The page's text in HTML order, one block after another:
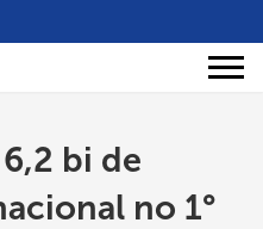
Áreas
bi de
no 1°